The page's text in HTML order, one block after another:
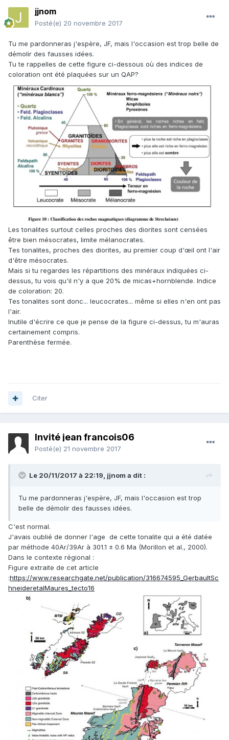
jjnom
Posté(e) 20 novembre 2017
Tu me pardonneras j'espère, JF, mais l'occasion est trop belle de
démolir des fausses idées.
Tu te rappelles de cette figure ci-dessous où des indices de
coloration ont été plaquées sur un QAP?
Les tonalites surtout celles proches des diorites sont censées
être bien mésocrates, limite mélanocrates.
Tes tonalites, proches des diorites, au premier coup d'œil ont l'air
d'être mésocrates.
Mais si tu regardes les répartitions des minéraux indiquées ci-
dessus, tu vois qu'il n'y a que 20% de micas+hornblende. Indice
de coloration: 20.
Tes tonalites sont donc... leucocrates... même si elles n'en ont pas
l'air.
Inutile d'écrire ce que je pense de la figure ci-dessus, tu m'auras
certainement compris.
Parenthèse fermée.
Citer
Invité jean francois06
Posté(e) 21 novembre 2017
Le 20/11/2017 à 22:19, jjnom a dit :
Tu me pardonneras j'espère, JF, mais l'occasion est trop
belle de démolir des fausses idées.
C'est normal.
J'avais oublié de donner l'age de cette tonalite qui a été datée
par méthode 40Ar/39Ar à 301.1 ± 0.6 Ma (Morillon et al., 2000).
Dans le contexte régional :
Figure extraite de cet article
:https://www.researchgate.net/publication/316674595_GerbaultSc
hneideretalMaures_tecto16